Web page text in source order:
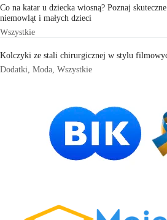
Co na katar u dziecka wiosną? Poznaj
niemowląt i małych dzieci
Wszystkie
Kolczyki ze stali chirurgicznej w stylu
Dodatki Moda Wszystkie